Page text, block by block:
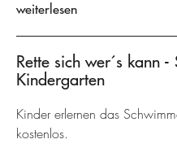
weiterlesen
Rette sich wer´s kann
Kindergarten
Kinder erlernen das
kostenlos.